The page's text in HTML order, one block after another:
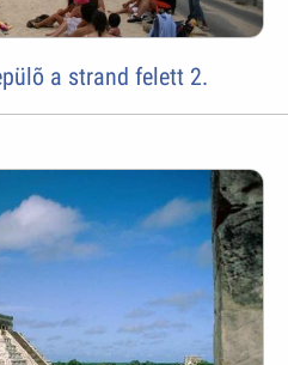
a strand felett 2.